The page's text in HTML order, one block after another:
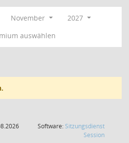
November
2027
auswählen
Software: Sitzungsdienst
Session(Wird in